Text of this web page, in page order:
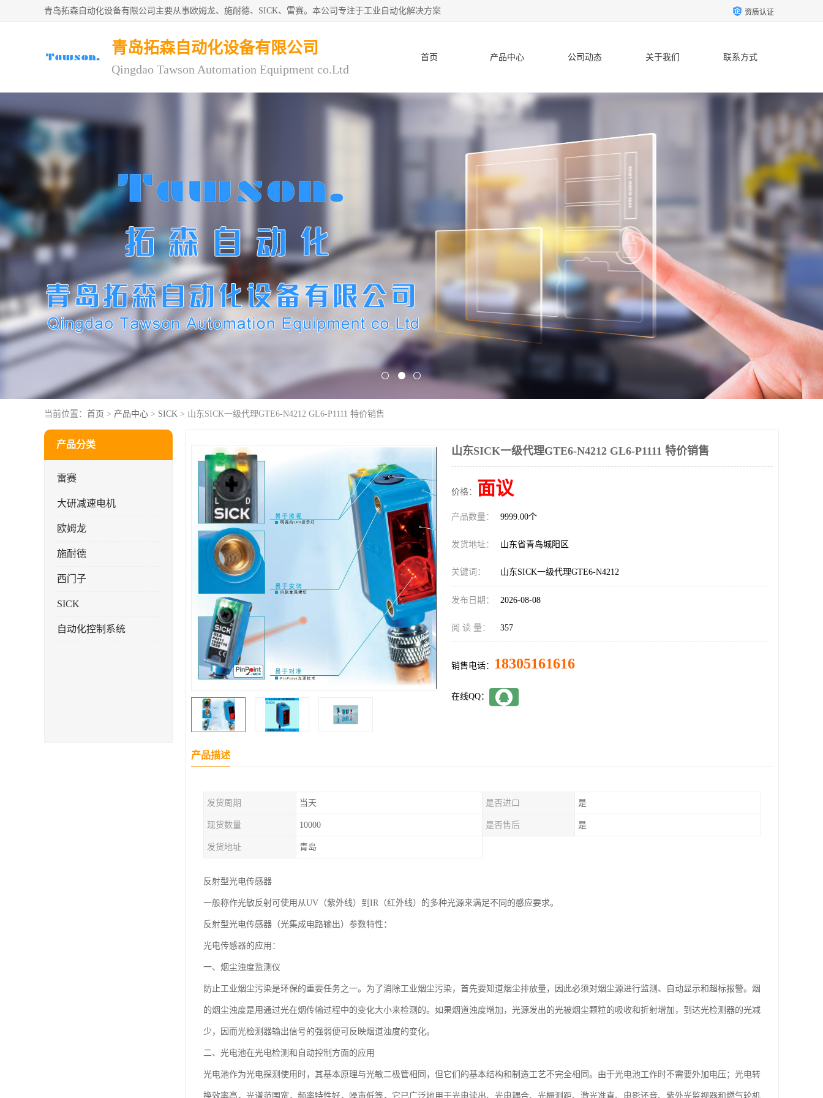
青岛拓森自动化设备有限公司主要从事欧姆龙、施耐德、SICK、雷赛。本公司专注于工业自动化解决方案 资质认证
青岛拓森自动化设备有限公司
Qingdao Tawson Automation Equipment co.Ltd
首页 产品中心 公司动态 关于我们 联系方式
当前位置： 首页 > 产品中心 > SICK > 山东SICK一级代理GTE6-N4212 GL6-P1111 特价销售
产品分类
雷赛
大研减速电机
欧姆龙
施耐德
西门子
SICK
自动化控制系统
山东SICK一级代理GTE6-N4212 GL6-P1111 特价销售
价格： 面议
产品数量： 9999.00个
发货地址： 山东省青岛城阳区
关键词： 山东SICK一级代理GTE6-N4212
发布日期： 2026-08-08
阅 读 量： 357
销售电话： 18305161616
在线QQ：
产品描述
发货周期 当天 是否进口 是
现货数量 10000 是否售后 是
发货地址 青岛
反射型光电传感器
一般称作光敏反射可使用从UV（紫外线）到IR（红外线）的多种光源来满足不同的感应要求。
反射型光电传感器（光集成电路输出）参数特性：
光电传感器的应用：
一、烟尘浊度监测仪
防止工业烟尘污染是环保的重要任务之一。为了消除工业烟尘污染，首先要知道烟尘排放量，因此必须对烟尘源进行监测、自动显示和超标报警。烟
的烟尘浊度是用通过光在烟传输过程中的变化大小来检测的。如果烟道浊度增加，光源发出的光被烟尘颗粒的吸收和折射增加，到达光检测器的光减
少，因而光检测器输出信号的强弱便可反映烟道浊度的变化。
二、光电池在光电检测和自动控制方面的应用
光电池作为光电探测使用时，其基本原理与光敏二极管相同，但它们的基本结构和制造工艺不完全相同。由于光电池工作时不需要外加电压；光电转
换效率高，光谱范围宽，频率特性好，噪声低等，它已广泛地用于光电读出、光电耦合、光栅测距、激光准直、电影还音、紫外光监视器和燃气轮机